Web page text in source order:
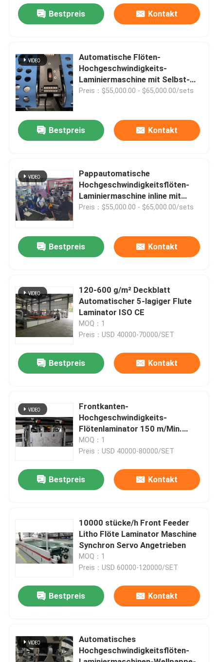
Produkte
Über uns
Werksbesichtigung
Kontakt mit uns
Neuigkeiten
Rechtssachen
Flöten-Laminiermaschinen-Maschine
Bestpreis Kontakt
Automatische Flöten-
Hochgeschwindigkeits-
Laminiermaschine mit Selbst-
Flip Flop Stacker
Preis：$55,000.00 - $65,000.00/sets
Bestpreis Kontakt
Pappautomatische
Hochgeschwindigkeitsflöten-
Laminiermaschine inline mit
elektrischem gefahren
Preis：$55,000.00 - $65,000.00/sets
Bestpreis Kontakt
120-600 g/m² Deckblatt
Automatischer 5-lagiger Flute
Laminator ISO CE
MOQ：1
Preis：USD 40000-70000/SET
Bestpreis Kontakt
Frontkanten-
Hochgeschwindigkeits-
Flötenlaminator 150 m/Min.
Litho-Laminierungsmaschine
MOQ：1
Preis：USD 40000-80000/SET
Bestpreis Kontakt
10000 stücke/h Front Feeder
Litho Flöte Laminator Maschine
Synchron Servo Angetrieben
MOQ：1
Preis：USD 60000-120000/SET
Bestpreis Kontakt
Automatisches
Hochgeschwindigkeitsflöten-